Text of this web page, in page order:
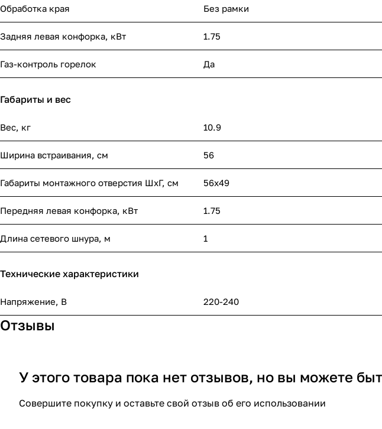
Обработка края Без рамки
Задняя левая конфорка, кВт 1.75
Газ-контроль горелок Да
Габариты и вес
Вес, кг 10.9
Ширина встраивания, см 56
Габариты монтажного отверстия ШхГ, см 56х49
Передняя левая конфорка, кВт 1.75
Длина сетевого шнура, м 1
Технические характеристики
Напряжение, В 220-240
Отзывы
У этого товара пока нет отзывов, но вы можете
Совершите покупку и оставьте свой отзыв об его использовании